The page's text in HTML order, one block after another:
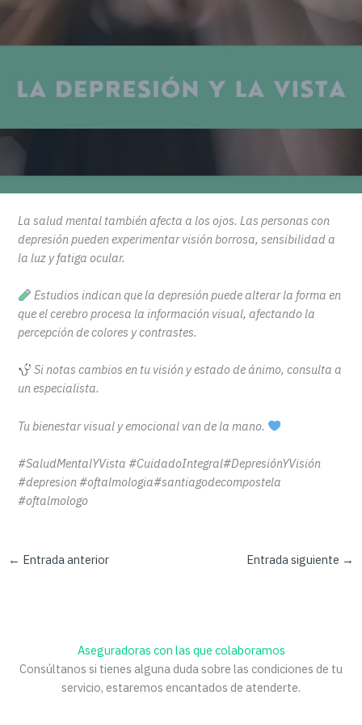
La salud mental también afecta a los ojos. Las personas con
depresión pueden experimentar visión borrosa, sensibilidad a
la luz y fatiga ocular.
Estudios indican que la depresión puede alterar la forma en
que el cerebro procesa la información visual, afectando la
percepción de colores y contrastes.
Si notas cambios en tu visión y estado de ánimo, consulta a
un especialista.
Tu bienestar visual y emocional van de la mano.
#SaludMentalYVista #CuidadoIntegral#DepresiónYVisión
#depresion #oftalmologia#santiagodecompostela
#oftalmologo
← Entrada anterior Entrada siguiente →
Aseguradoras con las que colaboramos
Consúltanos si tienes alguna duda sobre las condiciones de tu
servicio, estaremos encantados de atenderte.